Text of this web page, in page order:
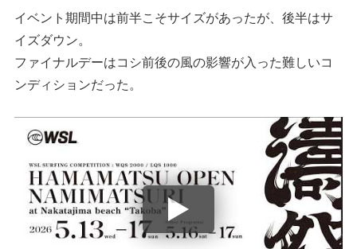
イベント期間中は前半こそサイズがあったが、後半はサ
イズダウン。
ファイナルデーはコシ前後の風の影響が入った難しいコ
ンディションだった。
イベント・リリース
FOLLOW US ON